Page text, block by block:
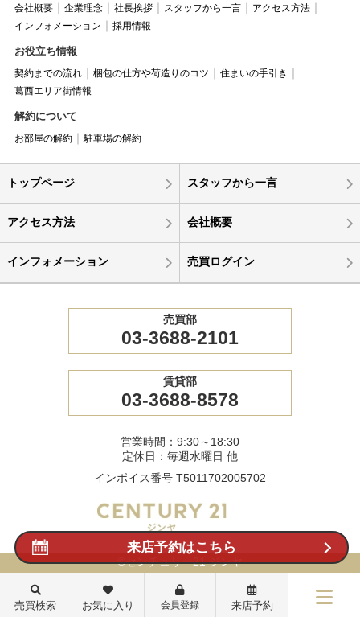
会社概要 企業理念 社長挨拶 スタッフから一言
アクセス方法
インフォメーション
採用情報
お役立ち情報
契約までの流れ 梱包の仕方や荷造りのコツ
住まいの手引き
葛西エリア街情報
解約について
お部屋の解約 駐車場の解約
トップページ スタッフから一言
アクセス方法 会社概要
インフォメーション 売買ログイン
売買部
03-3688-2101
賃貸部
03-3688-8578
営業時間：9:30～18:30
定休日：毎週水曜日 他
インボイス番号 T5011702005702
©センチュリー21 ジンヤ
来店予約はこちら
売買検索 お気に入り 会員登録 来店予約